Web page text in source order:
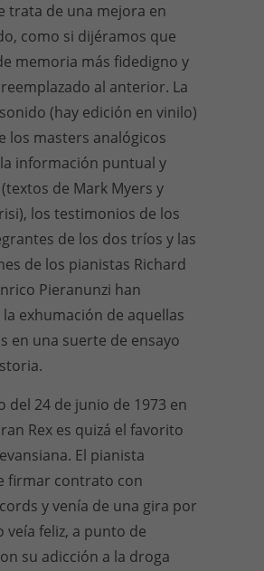
trata de una mejora en
como si dijéramos que
memoria más fidedigno y
al anterior. La
(hay edición en vinilo)
los masters analógicos
información puntual y
de Mark Myers y
los testimonios de los
de los dos tríos y las
de los pianistas Richard
Pieranunzi han
exhumación de aquellas
en una suerte de ensayo
del 24 de junio de 1973 en
Rex es quizá el favorito
El pianista
firmar contrato con
y venía de una gira por
veía feliz, a punto de
su adicción a la droga